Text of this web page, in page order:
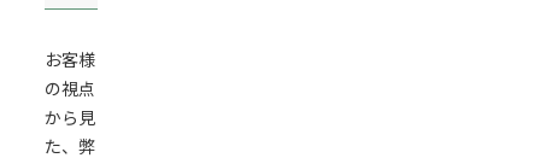
お客様
の視点
から見
た、弊